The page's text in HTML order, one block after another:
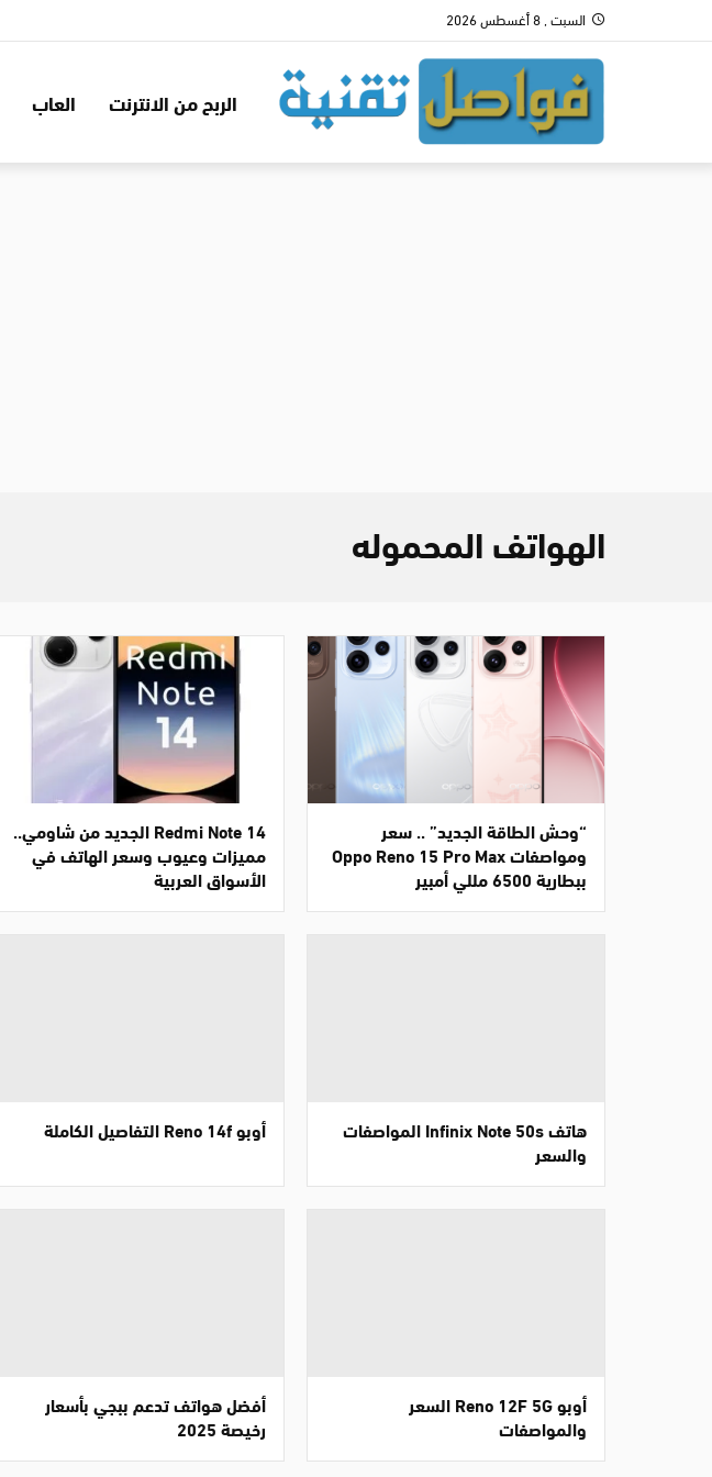
السبت , 8 أغسطس 2026
الربح من الانترنت العاب
الهواتف المحموله
“وحش الطاقة الجديد” .. سعر
ومواصفات Oppo Reno 15 Pro Max
ببطارية 6500 مللي أمبير
Redmi Note 14 الجديد من شاومي..
مميزات وعيوب وسعر الهاتف في
الأسواق العربية
هاتف Infinix Note 50s المواصفات
والسعر
أوبو Reno 14f التفاصيل الكاملة
أوبو Reno 12F 5G السعر
والمواصفات
أفضل هواتف تدعم ببجي بأسعار
رخيصة 2025